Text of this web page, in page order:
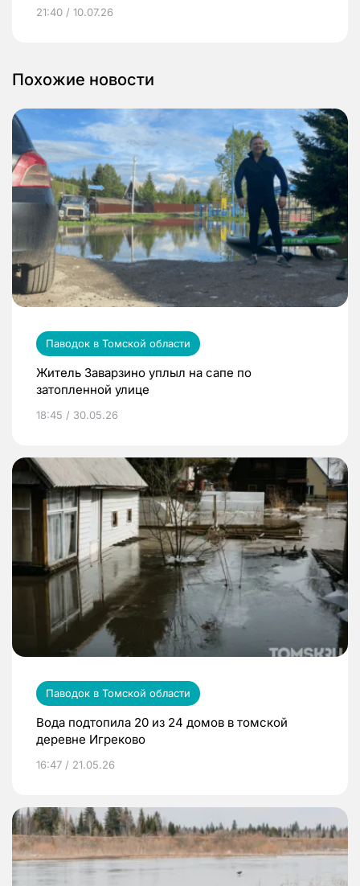
21:40 / 10.07.26
Похожие новости
Паводок в Томской области
Житель Заварзино уплыл на сапе по
затопленной улице
18:45 / 30.05.26
Паводок в Томской области
Вода подтопила 20 из 24 домов в томской
деревне Игреково
16:47 / 21.05.26